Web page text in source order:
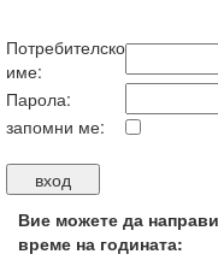
Потребителско
име:
Парола:
запомни ме:
Вие можете да
време на годината: